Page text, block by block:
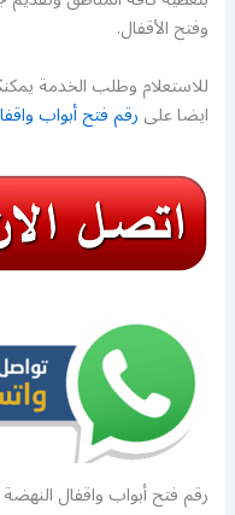
وفتح الأقفال.
للاستعلام وطلب الخدمة
ايضا علىرقم فتح أبواب
رقم فتح أبواب واقفال النهضة